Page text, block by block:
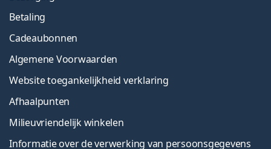
Betaling
Cadeaubonnen
Algemene Voorwaarden
Website toegankelijkheid verklaring
Afhaalpunten
Milieuvriendelijk winkelen
Informatie over de verwerking van persoonsgegevens